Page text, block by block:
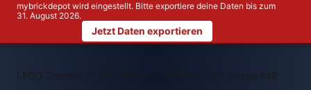
mybrickdepot wird eingestellt. Bitte exportiere deine Daten bis zum
31. August 2026.
Jetzt Daten exportieren
LEGO Themen > LEGO 41033 Jungle Falls